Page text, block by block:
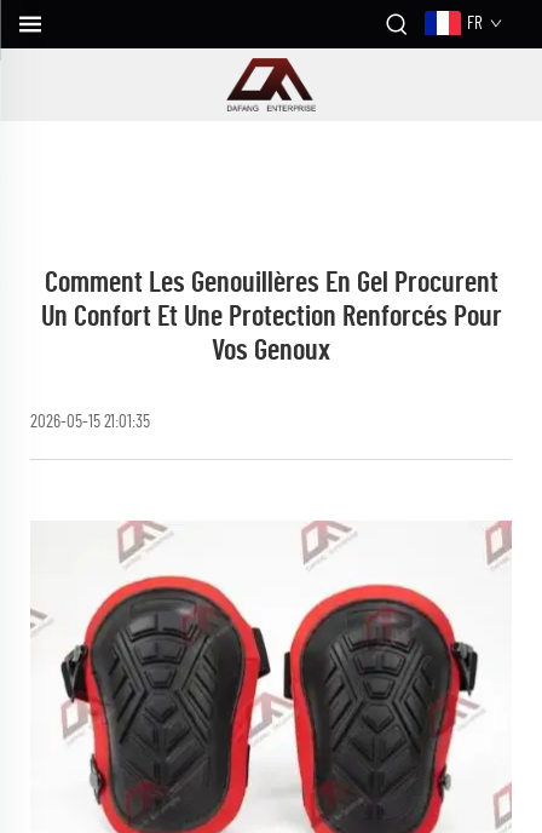
FR
Comment Les Genouillères En Gel Procurent
Un Confort Et Une Protection Renforcés Pour
Vos Genoux
2026-05-15 21:01:35